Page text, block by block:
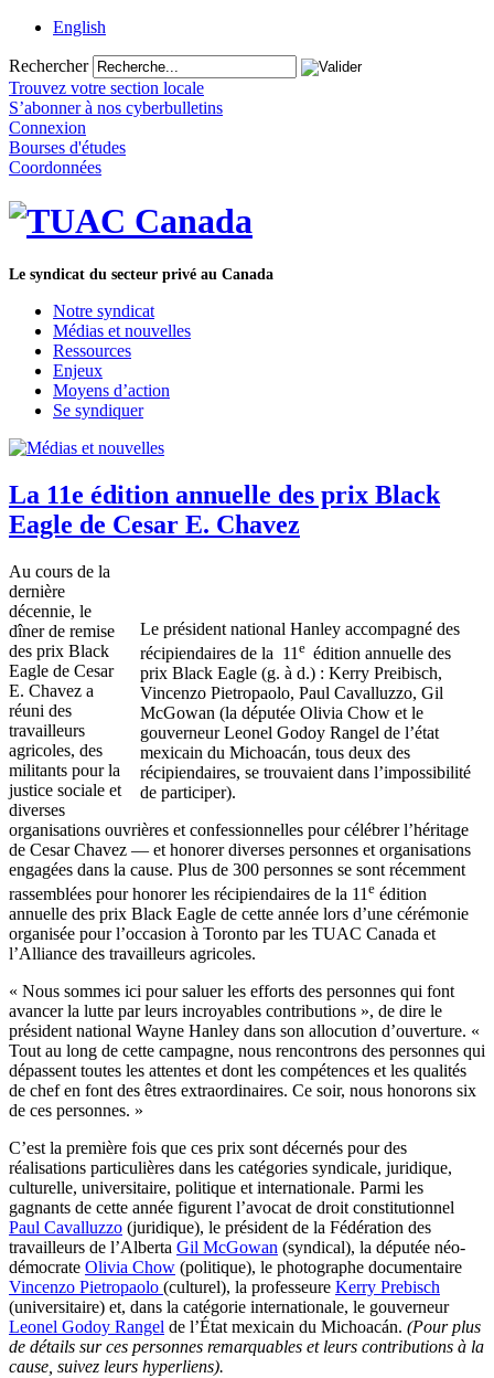
English
Rechercher
Trouvez votre section locale
S’abonner à nos cyberbulletins
Connexion
Bourses d'études
Coordonnées
Le syndicat du secteur privé au Canada
Notre syndicat
Médias et nouvelles
Ressources
Enjeux
Moyens d’action
Se syndiquer
La 11e édition annuelle des prix Black
Eagle de Cesar E. Chavez
Le président national Hanley accompagné des
récipiendaires de la 11 e édition annuelle des
prix Black Eagle (g. à d.) : Kerry Preibisch,
Vincenzo Pietropaolo, Paul Cavalluzzo, Gil
McGowan (la députée Olivia Chow et le
gouverneur Leonel Godoy Rangel de l’état
mexicain du Michoacán, tous deux des
récipiendaires, se trouvaient dans l’impossibilité
de participer).
Au cours de la
dernière
décennie, le
dîner de remise
des prix Black
Eagle de Cesar
E. Chavez a
réuni des
travailleurs
agricoles, des
militants pour la
justice sociale et
diverses
organisations ouvrières et confessionnelles pour célébrer l’héritage
de Cesar Chavez — et honorer diverses personnes et organisations
engagées dans la cause. Plus de 300 personnes se sont récemment
rassemblées pour honorer les récipiendaires de la 11 e édition
annuelle des prix Black Eagle de cette année lors d’une cérémonie
organisée pour l’occasion à Toronto par les TUAC Canada et
l’Alliance des travailleurs agricoles.
« Nous sommes ici pour saluer les efforts des personnes qui font
avancer la lutte par leurs incroyables contributions », de dire le
président national Wayne Hanley dans son allocution d’ouverture. «
Tout au long de cette campagne, nous rencontrons des personnes qui
dépassent toutes les attentes et dont les compétences et les qualités
de chef en font des êtres extraordinaires. Ce soir, nous honorons six
de ces personnes. »
C’est la première fois que ces prix sont décernés pour des
réalisations particulières dans les catégories syndicale, juridique,
culturelle, universitaire, politique et internationale. Parmi les
gagnants de cette année figurent l’avocat de droit constitutionnel
Paul Cavalluzzo (juridique), le président de la Fédération des
travailleurs de l’Alberta Gil McGowan (syndical), la députée néo-
démocrate Olivia Chow (politique), le photographe documentaire
Vincenzo Pietropaolo (culturel), la professeure Kerry Prebisch
(universitaire) et, dans la catégorie internationale, le gouverneur
Leonel Godoy Rangel de l’État mexicain du Michoacán. (Pour plus
de détails sur ces personnes remarquables et leurs contributions à la
cause, suivez leurs hyperliens).